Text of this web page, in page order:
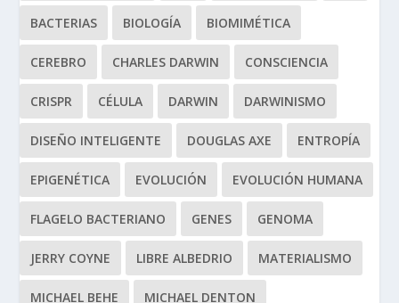
BACTERIAS BIOLOGÍA BIOMIMÉTICA
CEREBRO CHARLES DARWIN CONSCIENCIA
CRISPR CÉLULA DARWIN DARWINISMO
DISEÑO INTELIGENTE DOUGLAS AXE ENTROPÍA
EPIGENÉTICA EVOLUCIÓN EVOLUCIÓN HUMANA
FLAGELO BACTERIANO GENES GENOMA
JERRY COYNE LIBRE ALBEDRIO MATERIALISMO
MICHAEL BEHE MICHAEL DENTON